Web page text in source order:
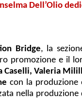
Dell’Olio
Bridge, la
promozione e il
Caselli, Valeria
con la produzione
nella